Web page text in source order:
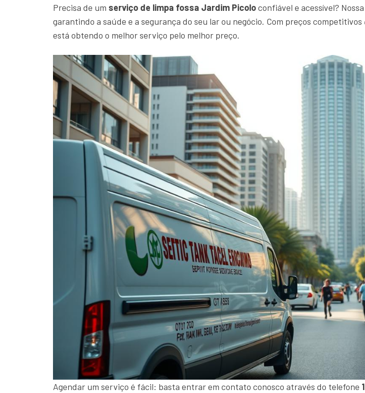
Precisa de um serviço de limpa fossa Jardim Picoloconfiável e acessível?
garantindo a saúde e a segurança do seu lar ou negócio. Com preços competitivos
está obtendo o melhor serviço pelo melhor preço.
Agendar um serviço é fácil: basta entrar em contato conosco através do telefone